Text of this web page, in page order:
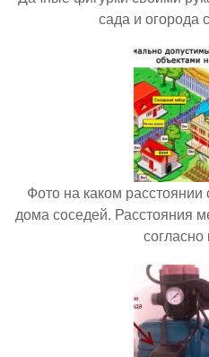
сада и огорода
Фото на каком расстоянии
дома соседей. Расстояния